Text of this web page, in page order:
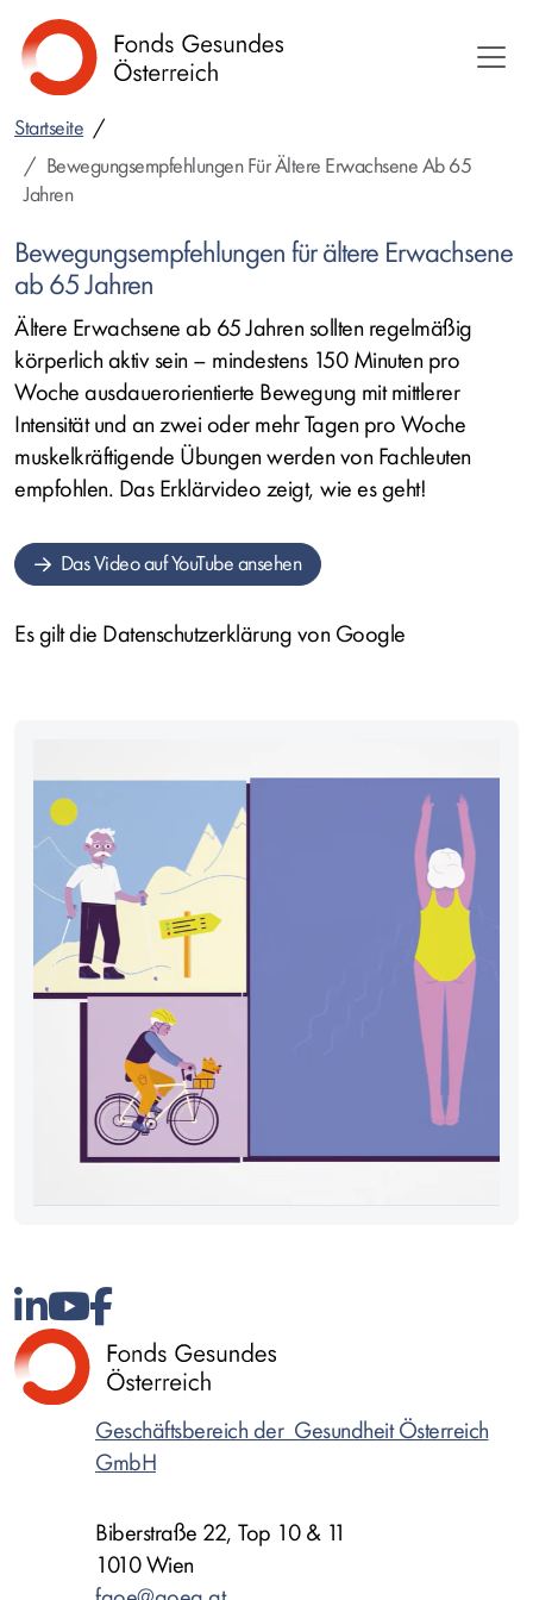
zum
Inhalt
Startseite
Bewegungsempfehlungen Für Ältere Erwachsene Ab 65
Jahren
Bewegungsempfehlungen für ältere Erwachsene
ab 65 Jahren
Ältere Erwachsene ab 65 Jahren sollten regelmäßig
körperlich aktiv sein – mindestens 150 Minuten pro
Woche ausdauerorientierte Bewegung mit mittlerer
Intensität und an zwei oder mehr Tagen pro Woche
muskelkräftigende Übungen werden von Fachleuten
empfohlen. Das Erklärvideo zeigt, wie es geht!
Das Video auf YouTube ansehen
Es gilt die Datenschutzerklärung von Google
Geschäftsbereich der Gesundheit Österreich
GmbH
Biberstraße 22, Top 10 & 11
1010 Wien